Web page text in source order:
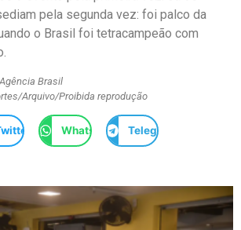
pela segunda vez: foi palco da
o Brasil foi tetracampeão com
Brasil
Arquivo/Proibida reprodução
WhatsApp Telegram